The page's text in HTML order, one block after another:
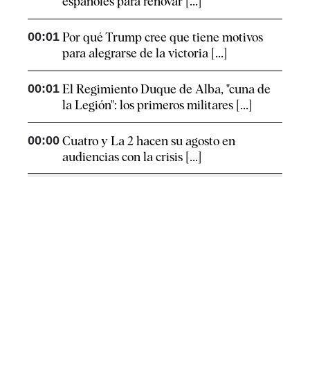
00:01 Por qué Trump cree que tiene motivos
para alegrarse de la victoria [...]
00:01 El Regimiento Duque de Alba, "cuna de
la Legión": los primeros militares [...]
00:00 Cuatro y La 2 hacen su agosto en
audiencias con la crisis [...]